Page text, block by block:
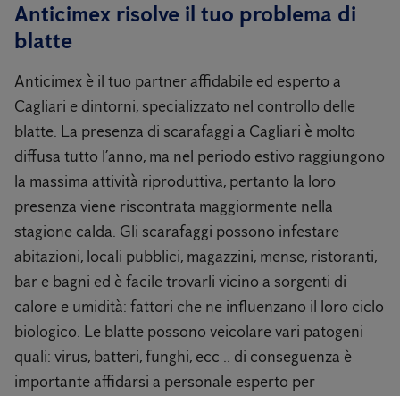
Anticimex risolve il tuo problema di
blatte
Anticimex è il tuo partner affidabile ed esperto a
Cagliari e dintorni, specializzato nel controllo delle
blatte. La presenza di scarafaggi a Cagliari è molto
diffusa tutto l’anno, ma nel periodo estivo raggiungono
la massima attività riproduttiva, pertanto la loro
presenza viene riscontrata maggiormente nella
stagione calda. Gli scarafaggi possono infestare
abitazioni, locali pubblici, magazzini, mense, ristoranti,
bar e bagni ed è facile trovarli vicino a sorgenti di
calore e umidità: fattori che ne influenzano il loro ciclo
biologico. Le blatte possono veicolare vari patogeni
quali: virus, batteri, funghi, ecc .. di conseguenza è
importante affidarsi a personale esperto per